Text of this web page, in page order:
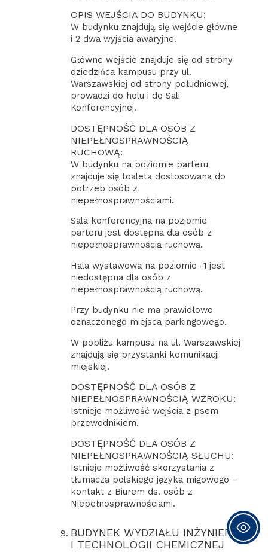
OPIS WEJŚCIA DO BUDYNKU:
W budynku znajdują się wejście główne
i 2 dwa wyjścia awaryjne.
Główne wejście znajduje się od strony
dziedzińca kampusu przy ul.
Warszawskiej od strony południowej,
prowadzi do holu i do Sali
Konferencyjnej.
DOSTĘPNOŚĆ DLA OSÓB Z
NIEPEŁNOSPRAWNOŚCIĄ
RUCHOWĄ:
W budynku na poziomie parteru
znajduje się toaleta dostosowana do
potrzeb osób z
niepełnosprawnościami.
Sala konferencyjna na poziomie
parteru jest dostępna dla osób z
niepełnosprawnością ruchową.
Hala wystawowa na poziomie -1 jest
niedostępna dla osób z
niepełnosprawnością ruchową.
Przy budynku nie ma prawidłowo
oznaczonego miejsca parkingowego.
W pobliżu kampusu na ul. Warszawskiej
znajdują się przystanki komunikacji
miejskiej.
DOSTĘPNOŚĆ DLA OSÓB Z
NIEPEŁNOSPRAWNOŚCIĄ WZROKU:
Istnieje możliwość wejścia z psem
przewodnikiem.
DOSTĘPNOŚĆ DLA OSÓB Z
NIEPEŁNOSPRAWNOŚCIĄ SŁUCHU:
Istnieje możliwość skorzystania z
tłumacza polskiego języka migowego –
kontakt z Biurem ds. osób z
Niepełnosprawnościami.
BUDYNEK WYDZIAŁU INŻYNIERII
I TECHNOLOGII CHEMICZNEJ